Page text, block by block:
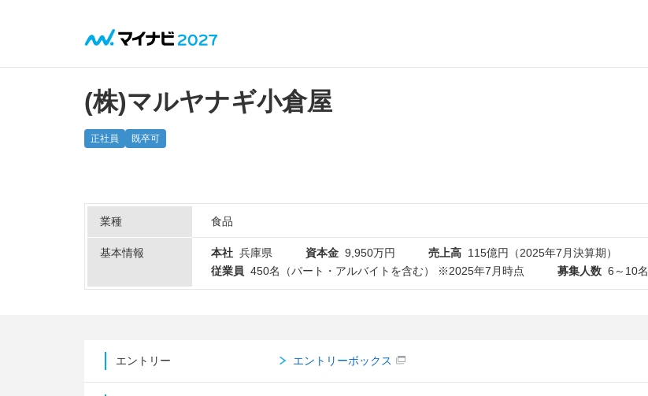
(株)マルヤナギ小倉屋
正社員 既卒可
業種 食品
基本情報 本社 兵庫県 資本金 9,950万円 売上高 115億円（2025年7月決算期）
従業員 450名（パート・アルバイトを含む） ※2025年7月時点 募集人数 6～10名
エントリー エントリーボックス